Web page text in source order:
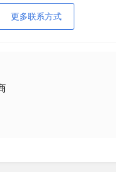
更多联系方式